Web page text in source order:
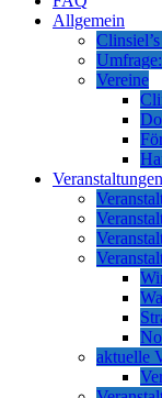
Allgemein
Vereine
Veranstaltungen
aktuelle